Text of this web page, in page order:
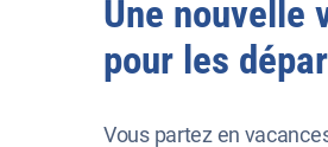
Une nouvelle
pour les
Vous partez en